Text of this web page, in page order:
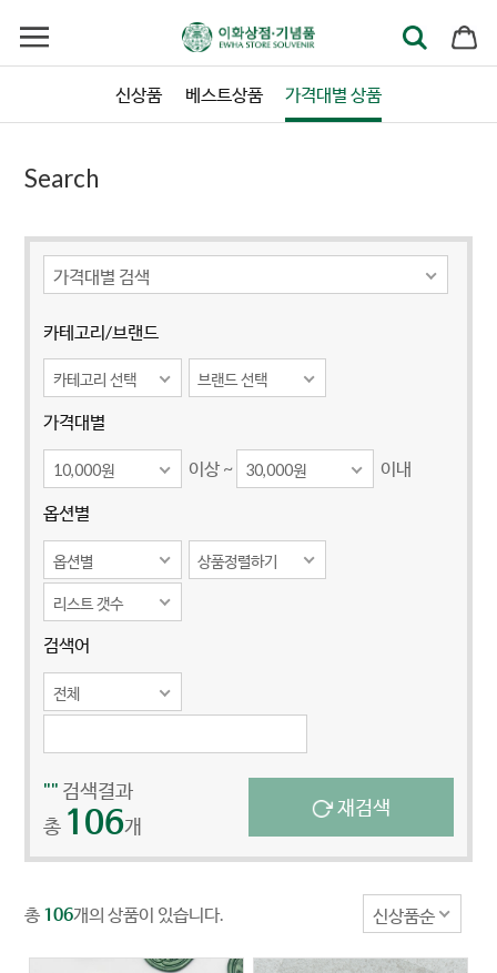
신상품 베스트상품 가격대별 상품
Search
가격대별 검색
카테고리/브랜드
카테고리 선택 브랜드 선택
가격대별
10,000원 이상 ~ 30,000원 이내
옵션별
옵션별 상품정렬하기
리스트 갯수
검색어
전체
"" 검색결과
총 106개
재검색
총 106개의 상품이 있습니다. 신상품순